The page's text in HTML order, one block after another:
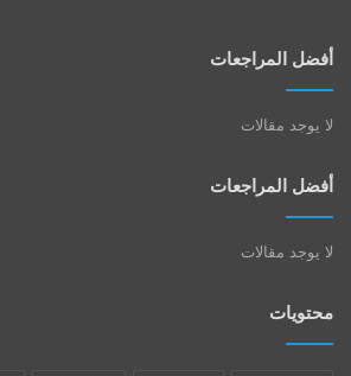
أفضل المراجعات
لا يوجد مقالات
أفضل المراجعات
لا يوجد مقالات
محتويات